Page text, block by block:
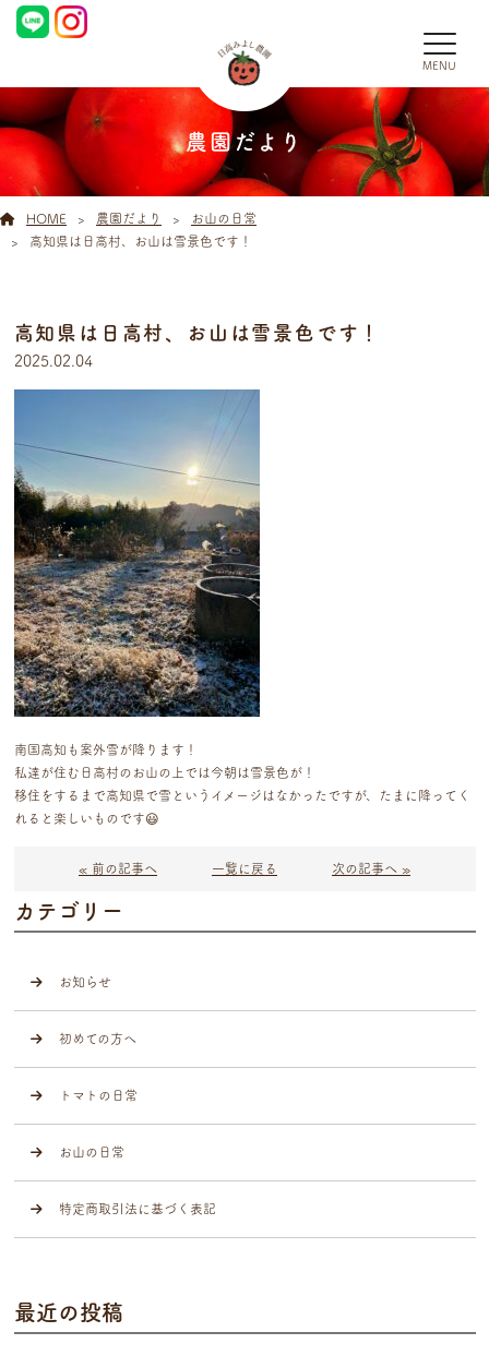
MENU
農園だより
HOME 農園だより
お山の日常
高知県は日高村、お山は雪景色です！
高知県は日高村、お山は雪景色です！
2025.02.04
南国高知も案外雪が降ります！
私達が住む日高村のお山の上では今朝は雪景色が！
移住をするまで高知県で雪というイメージはなかったですが、たまに降ってく
れると楽しいものです😃
« 前の記事へ 一覧に戻る 次の記事へ »
カテゴリー
お知らせ
初めての方へ
トマトの日常
お山の日常
特定商取引法に基づく表記
最近の投稿